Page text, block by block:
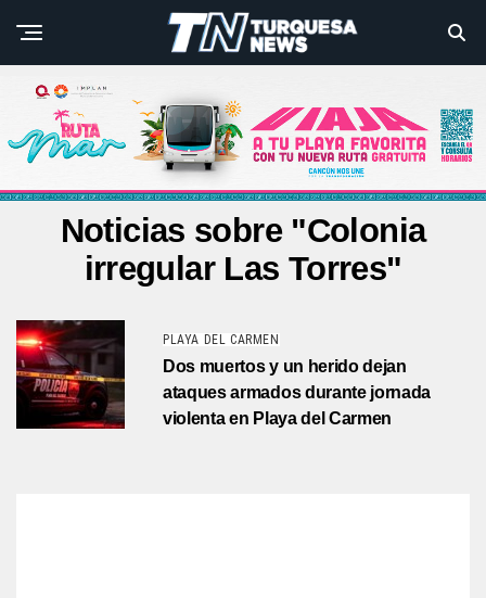
Noticias sobre "Colonia
irregular Las Torres"
PLAYA DEL CARMEN
Dos muertos y un herido dejan
ataques armados durante jornada
violenta en Playa del Carmen